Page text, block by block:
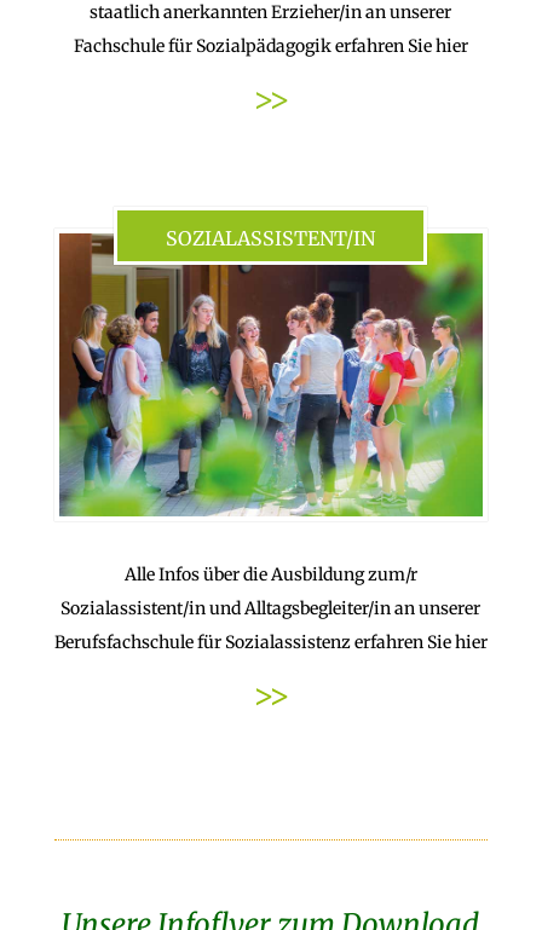
staatlich anerkannten Erzieher/in an unserer
Fachschule für Sozialpädagogik erfahren Sie hier
>>
SOZIALASSISTENT/IN
Alle Infos über die Ausbildung zum/r
Sozialassistent/in und Alltagsbegleiter/in an unserer
Berufsfachschule für Sozialassistenz erfahren Sie hier
>>